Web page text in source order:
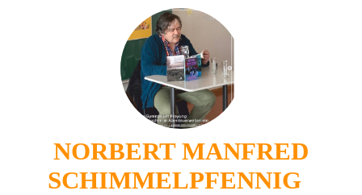
NORBERT MANFRED
SCHIMMELPFENNIG